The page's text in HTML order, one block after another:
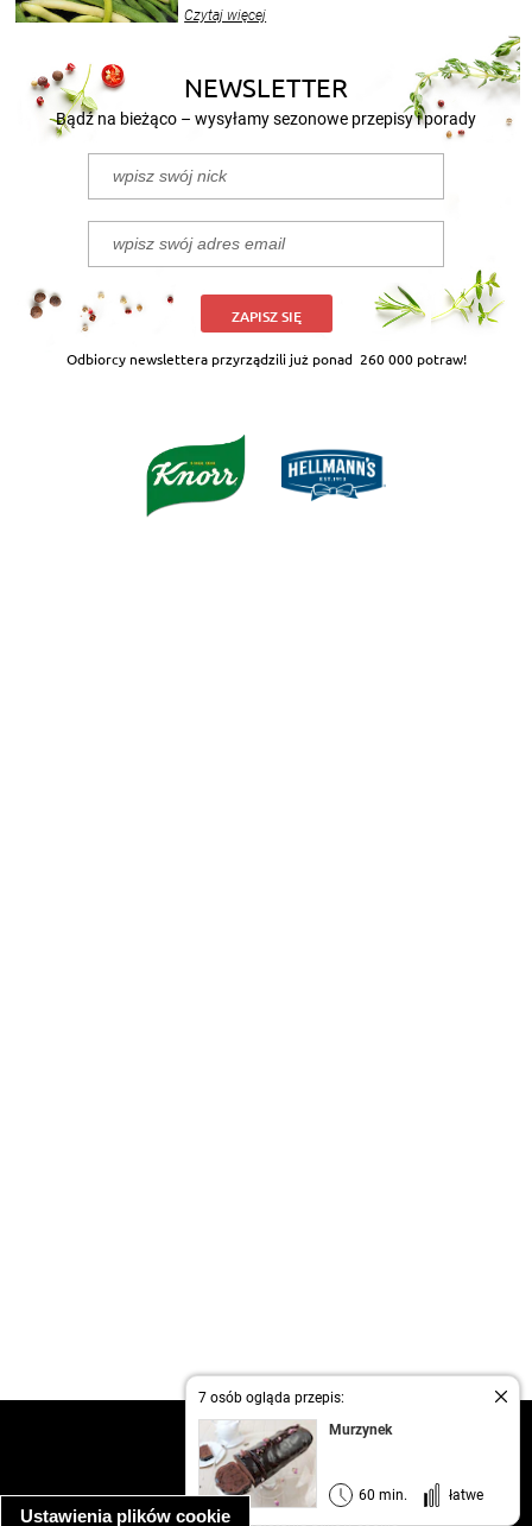
Ustawienia plików cookie
7 osób ogląda przepis:
Murzynek
60 min. łatwe
nasze propozycje!
Czytaj więcej
NEWSLETTER
Bądź na bieżąco – wysyłamy sezonowe przepisy i porady
ZAPISZ SIĘ
Odbiorcy newslettera przyrządzili już ponad 260 000 potraw!
kontakt
regulamin
informacja o prywatności
informacja o wykorzystaniu plików cookie